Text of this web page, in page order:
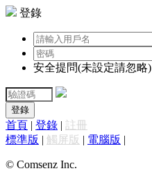
登錄
安全提問(未設定請忽略)
登錄
首頁 | 登錄 | 註冊
標準版 | 觸屏版 | 電腦版 |
© Comsenz Inc.